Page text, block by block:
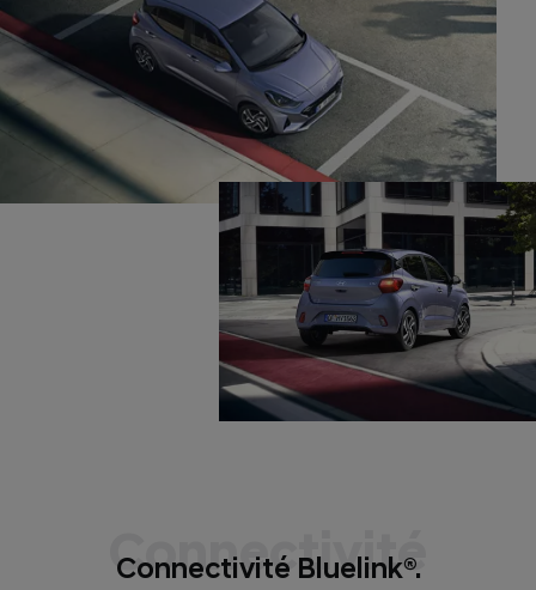
Connectivité
Connectivité Bluelink®.